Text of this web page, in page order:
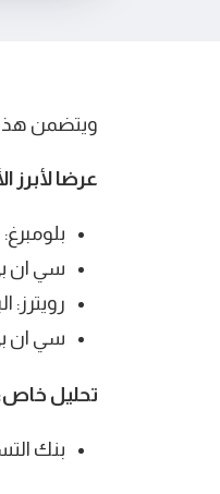
ويتضمن
عرضا لأبرز
سي ان
رويترز:
سي ان
تحليل
بنك